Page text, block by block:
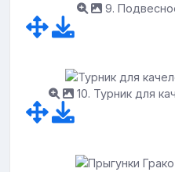
9.
10. Турник для